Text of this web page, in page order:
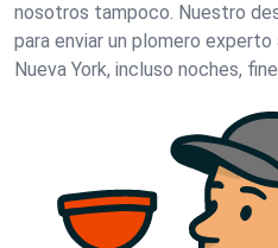
nosotros tampoco. Nuestro
para enviar un plomero experto
Nueva York, incluso noches,